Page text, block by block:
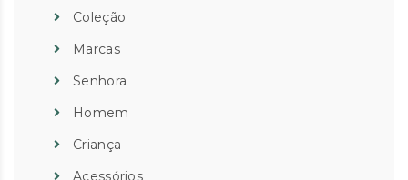
Coleção
Marcas
Senhora
Homem
Criança
Acessórios